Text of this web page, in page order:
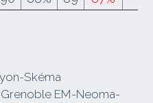
Skéma
Grenoble EM-Neoma-